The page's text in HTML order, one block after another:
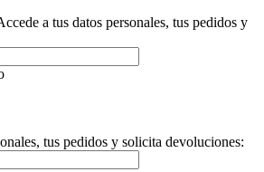
a tus datos personales, tus pedidos y
tus pedidos y solicita devoluciones: